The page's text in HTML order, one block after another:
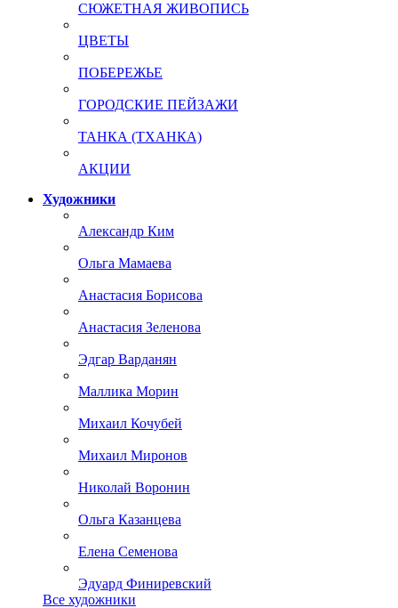
СЮЖЕТНАЯ ЖИВОПИСЬ
ЦВЕТЫ
ПОБЕРЕЖЬЕ
ГОРОДСКИЕ ПЕЙЗАЖИ
ТАНКА (ТХАНКА)
АКЦИИ
Художники
Александр Ким
Ольга Мамаева
Анастасия Борисова
Анастасия Зеленова
Эдгар Варданян
Маллика Морин
Михаил Кочубей
Михаил Миронов
Николай Воронин
Ольга Казанцева
Елена Семенова
Эдуард Финиревский
Все художники